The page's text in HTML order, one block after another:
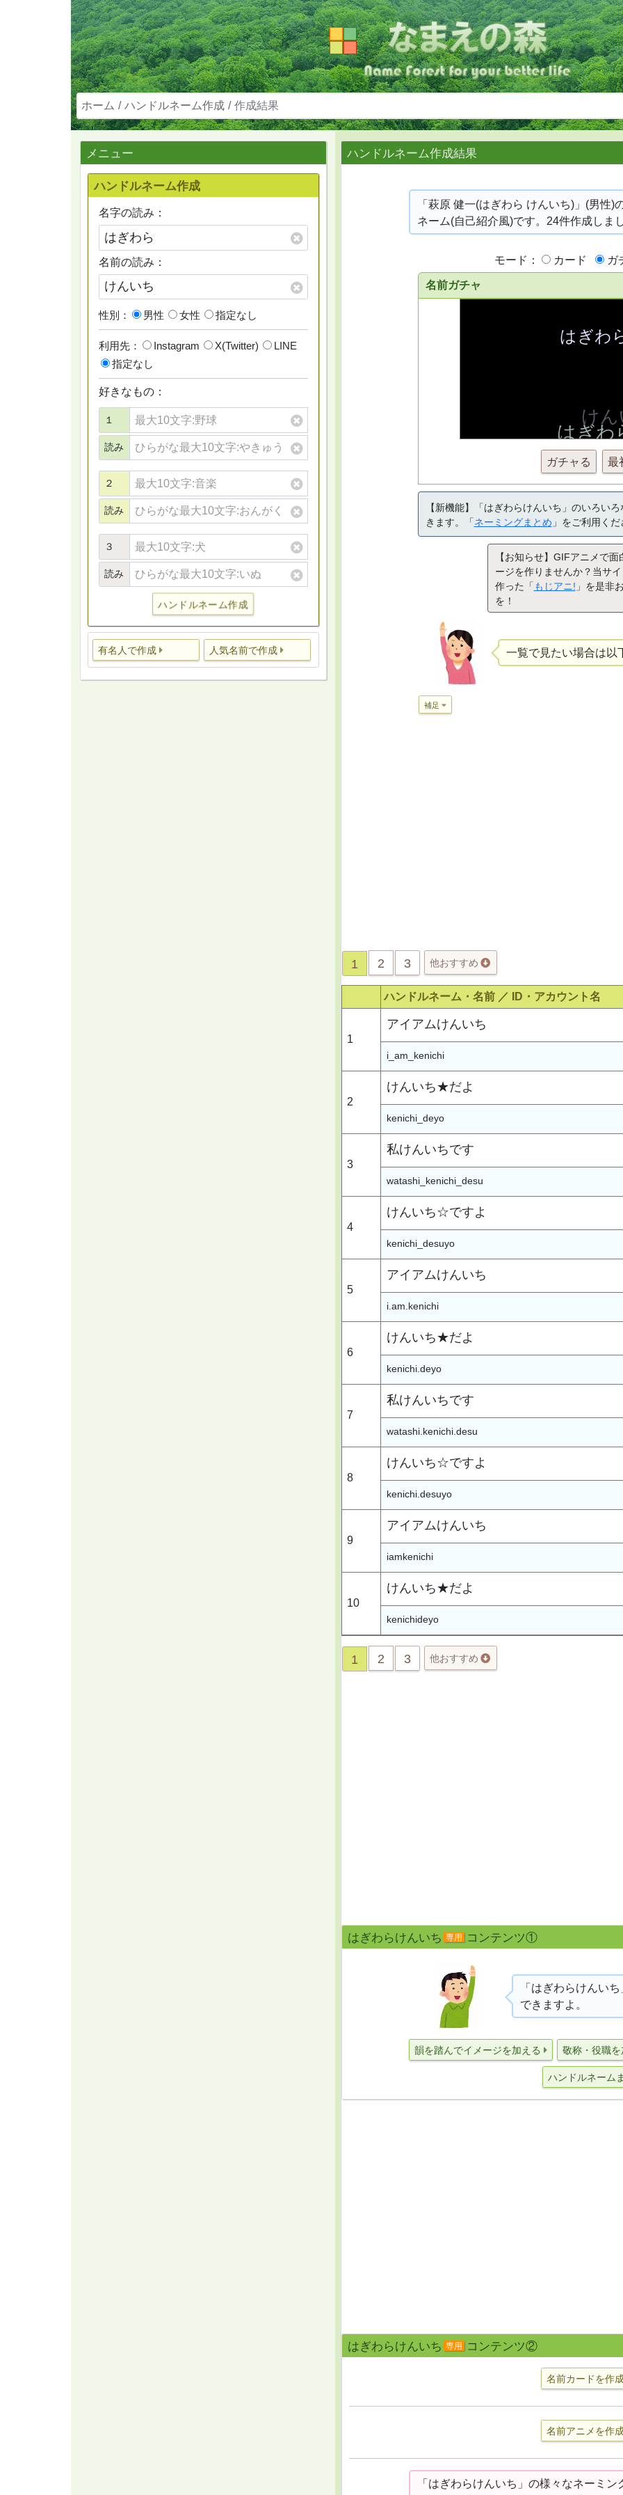
ホーム ハンドルネーム作成 作成結果
メニュー
ハンドルネーム作成
名字の読み：
名前の読み：
性別： 男性 女性 指定なし
利用先： Instagram X(Twitter)
LINE
指定なし
好きなもの：
１
読み
２
読み
３
読み
ハンドルネーム作成
有名人で作成 人気名前で作成
ハンドルネーム作成結果
「萩原 健一(はぎわら けんいち)」(男性)
ネーム(自己紹介風)です。24件作成しま
モード： カード ガ
名前ガチャ
ガチャる 最
【新機能】「はぎわらけんいち」のいろい
きます。「ネーミングまとめ 」をご利用く
【お知らせ】GIFアニメで面
ージを作りませんか？当サ
作った「 もじアニ! 」を是非
を！
一覧で見たい場合は以
補足
1 2 3 他おすすめ
ハンドルネーム・名前 ／ ID・アカウント名
1
アイアムけんいち
i_am_kenichi
2
けんいち★だよ
kenichi_deyo
3
私けんいちです
watashi_kenichi_desu
4
けんいち☆ですよ
kenichi_desuyo
5
アイアムけんいち
i.am.kenichi
6
けんいち★だよ
kenichi.deyo
7
私けんいちです
watashi.kenichi.desu
8
けんいち☆ですよ
kenichi.desuyo
9
アイアムけんいち
iamkenichi
10
けんいち★だよ
kenichideyo
1 2 3 他おすすめ
はぎわらけんいち 専用 コンテンツ①
「はぎわらけんい
できますよ。
韻を踏んでイメージを加える 敬称・役職を
ハンドルネーム
はぎわらけんいち 専用 コンテンツ②
名前カードを作
名前アニメを作
「はぎわらけんいち」の様々なネーミン